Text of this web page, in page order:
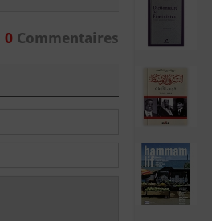
0Commentaires